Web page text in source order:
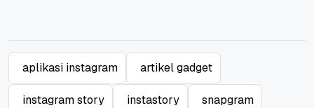
aplikasi instagram artikel gadget
instagram story instastory snapgram